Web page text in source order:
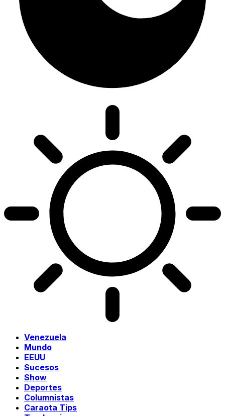
Venezuela
Mundo
EEUU
Sucesos
Show
Deportes
Columnistas
Caraota Tips